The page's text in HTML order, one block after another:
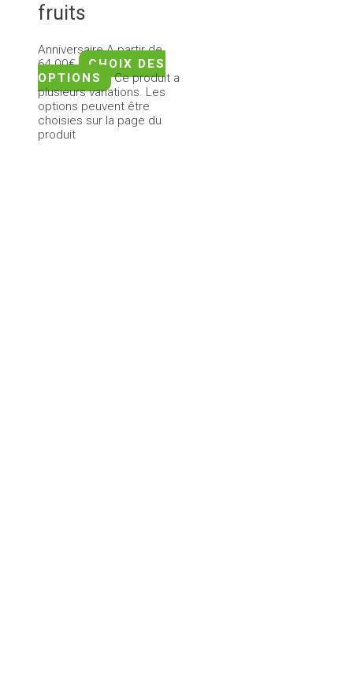
fruits
AnniversaireA partir de
64,00€
CHOIX DES
OPTIONS
Ce produit a
plusieurs variations. Les
options peuvent être
choisies sur la page du
produit